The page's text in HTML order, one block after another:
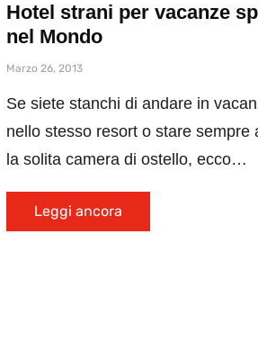
Hotel strani per vacanze
nel Mondo
Marzo 26, 2013
Se siete stanchi di andare in
nello stesso resort o stare sempre
la solita camera di ostello, ecco…
Leggi ancora